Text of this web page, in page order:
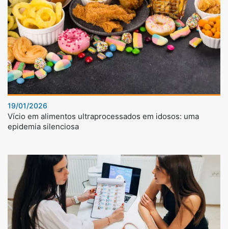
19/01/2026
Vício em alimentos ultraprocessados em idosos: uma
epidemia silenciosa